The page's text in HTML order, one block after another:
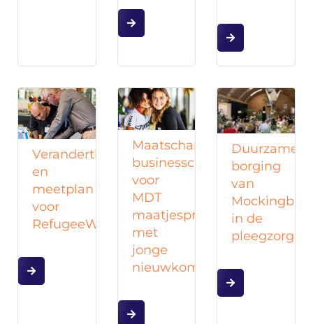
Verandertheorie
en
meetplan
voor
RefugeeWork
Maatschappelijke
businesscase
voor
MDT
maatjesprojecten
met
jonge
nieuwkomers
Duurzame
borging
van
Mockingbird
in de
pleegzorg